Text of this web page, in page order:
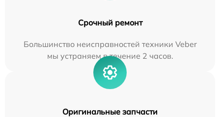
Срочный ремонт
Большинство неисправностей техники Veber
мы устраняем в течение 2 часов.
Оригинальные запчасти